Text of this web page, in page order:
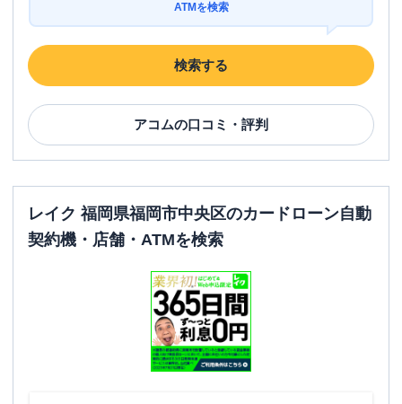
ATMを検索
検索する
アコムの口コミ・評判
レイク 福岡県福岡市中央区のカードローン自動
契約機・店舗・ATMを検索